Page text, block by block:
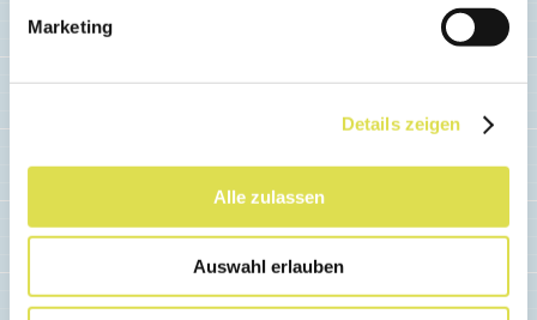
Marketing
Details zeigen
Alle zulassen
Auswahl erlauben